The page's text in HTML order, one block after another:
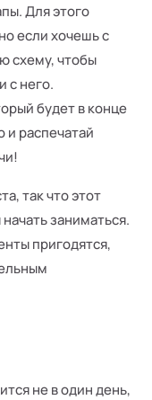
Для этого
если хочешь с
схему, чтобы
с него.
будет в конце
и распечатай
так что этот
заниматься.
пригодятся,
не в один день,